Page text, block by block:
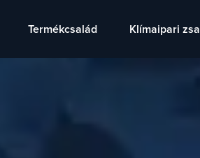
Termékcsalád Klímaipari